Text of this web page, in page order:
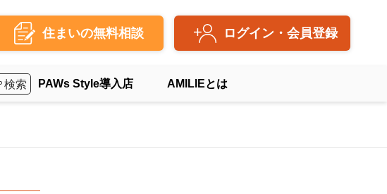
住まいの無料相談 ログイン・会員登録
PAWs Style導入店 AMILIEとは